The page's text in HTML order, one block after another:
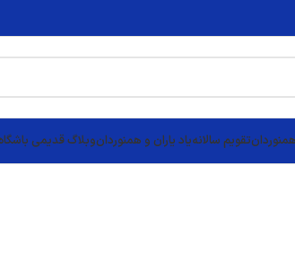
تقویم سالانهیاد یاران و همنوردانوبلاگ قدیمی